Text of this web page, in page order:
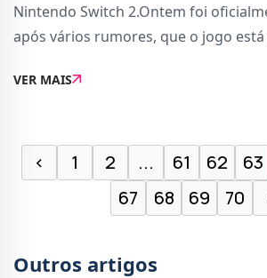
Nintendo Switch 2.Ontem foi
após vários rumores, que o jogo
entanto, parece que a Microsoft tem
VER MAIS
‹ 1 2 ... 61 62 63
67
68 69 70
Outros artigos